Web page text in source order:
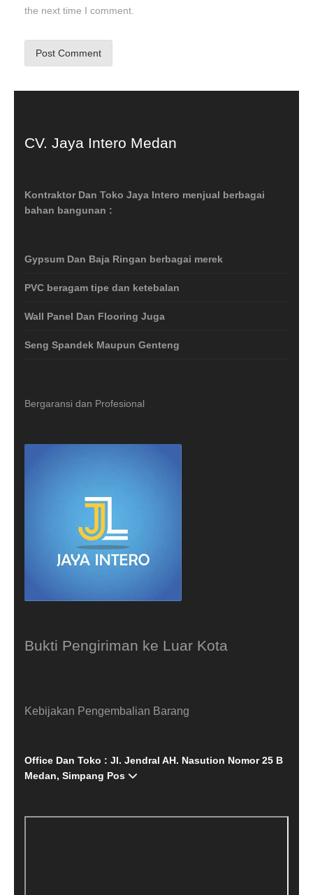
the next time I comment.
CV. Jaya Intero Medan
Kontraktor Dan Toko Jaya Intero menjual berbagai
bahan bangunan :
Gypsum Dan Baja Ringan berbagai merek
PVC beragam tipe dan ketebalan
Wall Panel Dan Flooring Juga
Seng Spandek Maupun Genteng
Bergaransi dan Profesional
Bukti Pengiriman ke Luar Kota
Kebijakan Pengembalian Barang
Office Dan Toko : Jl. Jendral AH. Nasution Nomor 25 B
Medan, Simpang Pos